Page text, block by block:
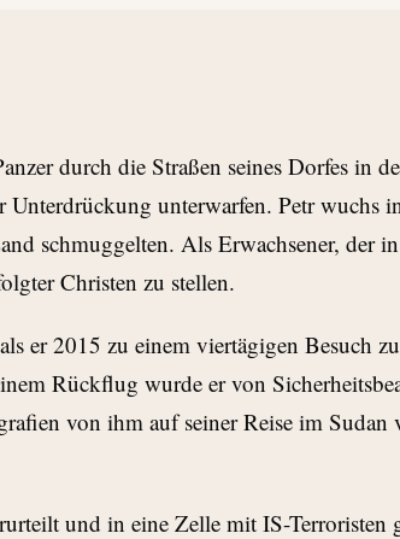
durch die Straßen seines Dorfes in
Unterdrückung unterwarfen. Petr
schmuggelten. Als Erwachsener, der
Christen zu stellen.
er 2015 zu einem viertägigen Besuch
Rückflug wurde er von
von ihm auf seiner Reise im
und in eine Zelle mit IS-Terroristen